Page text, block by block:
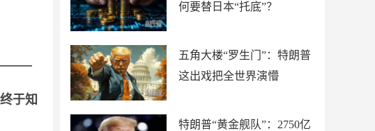
何要替日本“托底”？
五角大楼“罗生门”：特朗普
这出戏把全世界演懵
特朗普“黄金舰队”：2750亿
于知